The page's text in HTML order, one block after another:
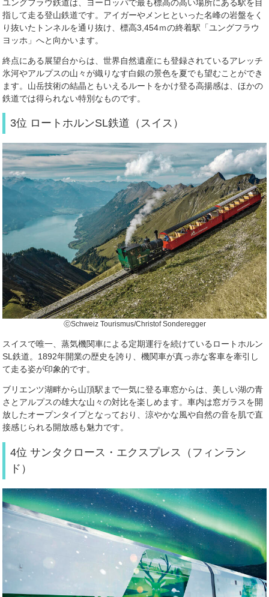
ユングフラウ鉄道は、ヨーロッパで最も標高の高い場所にある駅を目
指して走る登山鉄道です。アイガーやメンヒといった名峰の岩盤をく
り抜いたトンネルを通り抜け、標高3,454ｍの終着駅「ユングフラウ
ヨッホ」へと向かいます。
終点にある展望台からは、世界自然遺産にも登録されているアレッチ
氷河やアルプスの山々が織りなす白銀の景色を夏でも望むことができ
ます。山岳技術の結晶ともいえるルートをかけ登る高揚感は、ほかの
鉄道では得られない特別なものです。
3位 ロートホルンSL鉄道（スイス）
ⓒSchweiz Tourismus/Christof Sonderegger
スイスで唯一、蒸気機関車による定期運行を続けているロートホルン
SL鉄道。1892年開業の歴史を誇り、機関車が真っ赤な客車を牽引し
て走る姿が印象的です。
ブリエンツ湖畔から山頂駅まで一気に登る車窓からは、美しい湖の青
さとアルプスの雄大な山々の対比を楽しめます。車内は窓ガラスを開
放したオープンタイプとなっており、涼やかな風や自然の音を肌で直
接感じられる開放感も魅力です。
4位 サンタクロース・エクスプレス（フィンラン
ド）